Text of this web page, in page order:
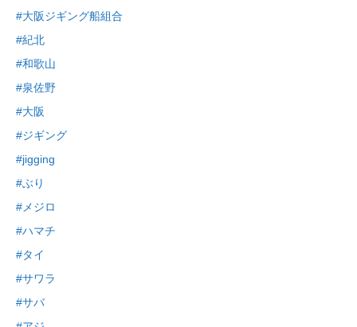
#大阪ジギング船組合
#紀北
#和歌山
#泉佐野
#大阪
#ジギング
#jigging
#ぶり
#メジロ
#ハマチ
#タイ
#サワラ
#サバ